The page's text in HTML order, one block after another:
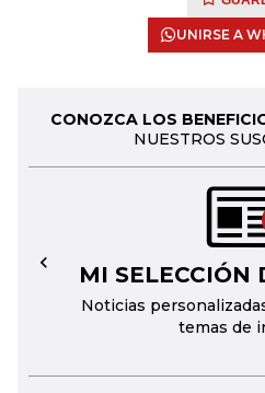
UNIRSE A
CONOZCA LOS
NUESTROS
MI SELECCIÓN
Noticias
temas de
←